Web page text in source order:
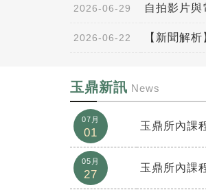
2026-06-29 自拍影片
2026-06-22 【新聞解
玉鼎新訊 News
07月
01
玉鼎所內課
05月
27
玉鼎所內課